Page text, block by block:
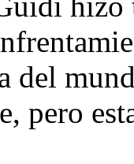
del
pero